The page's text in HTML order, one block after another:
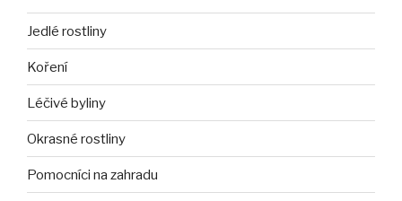
Jedlé rostliny
Koření
Léčivé byliny
Okrasné rostliny
Pomocníci na zahradu